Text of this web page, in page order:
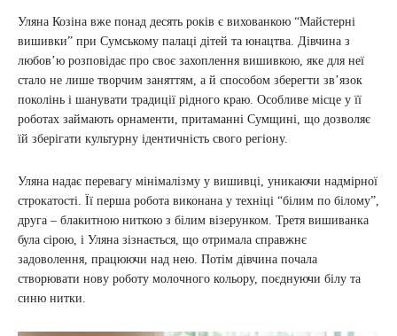
Уляна Козіна вже понад десять років є вихованкою “Майстерні
вишивки” при Сумському палаці дітей та юнацтва. Дівчина з
любов’ю розповідає про своє захоплення вишивкою, яке для неї
стало не лише творчим заняттям, а й способом зберегти зв’язок
поколінь і шанувати традиції рідного краю. Особливе місце у її
роботах займають орнаменти, притаманні Сумщині, що дозволяє
їй зберігати культурну ідентичність свого регіону.
Уляна надає перевагу мінімалізму у вишивці, уникаючи надмірної
строкатості. Її перша робота виконана у техніці “білим по білому”,
друга – блакитною ниткою з білим візерунком. Третя вишиванка
була сірою, і Уляна зізнається, що отримала справжнє
задоволення, працюючи над нею. Потім дівчина почала
створювати нову роботу молочного кольору, поєднуючи білу та
синю нитки.